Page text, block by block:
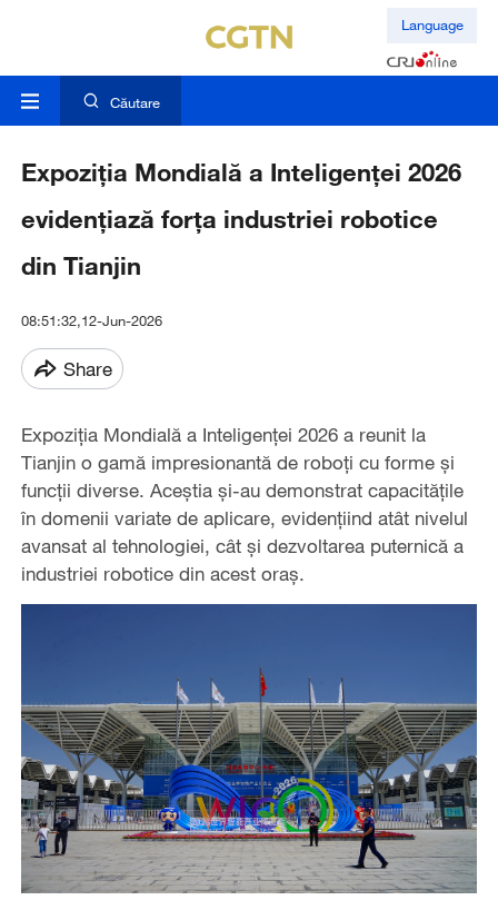
Language
Căutare
Expoziția Mondială a Inteligenței 2026
evidențiază forța industriei robotice
din Tianjin
08:51:32,12-Jun-2026
Share
Expoziția Mondială a Inteligenței 2026 a reunit la
Tianjin o gamă impresionantă de roboți cu forme și
funcții diverse. Aceștia și-au demonstrat capacitățile
în domenii variate de aplicare, evidențiind atât nivelul
avansat al tehnologiei, cât și dezvoltarea puternică a
industriei robotice din acest oraș.